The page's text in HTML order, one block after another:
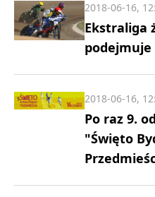
Ekstraliga
podejmuje
2018-06-16,
Po raz 9.
"Święto
2018-06-16,